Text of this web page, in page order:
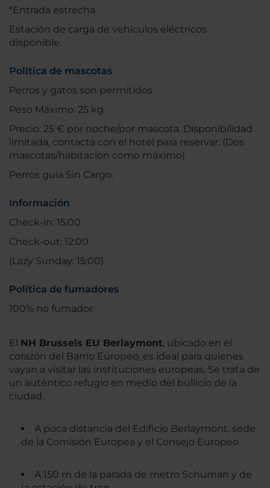
*Entrada estrecha
Estación de carga de vehículos eléctricos
disponible.
Política de mascotas
Perros y gatos son permitidos
Peso Máximo: 25 kg
Precio: 25 € por noche/por mascota. Disponibilidad
limitada, contacta con el hotel para reservar. (Dos
mascotas/habitación como máximo)
Perros guía Sin Cargo.
Información
Check-in: 15:00
Check-out: 12:00
(Lazy Sunday: 15:00)
Política de fumadores
100% no fumador
El NH Brussels EU Berlaymont, ubicado en el
corazón del Barrio Europeo, es ideal para quienes
vayan a visitar las instituciones europeas. Se trata de
un auténtico refugio en medio del bullicio de la
ciudad.
A poca distancia del Edificio Berlaymont, sede
de la Comisión Europea y el Consejo Europeo
A 150 m de la parada de metro Schuman y de